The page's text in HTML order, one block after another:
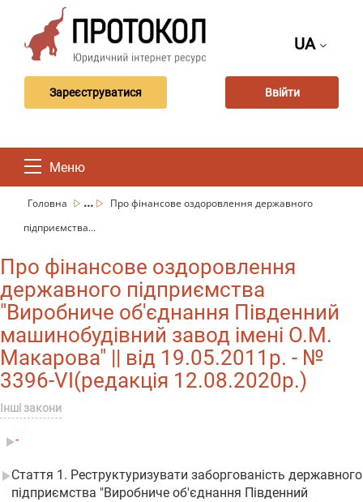
UA
Зареєструватися Ввійти
Меню
Головна ...
Про фінансове оздоровлення державного
підприємства...
Про фінансове оздоровлення
державного підприємства
"Виробниче об'єднання Південний
машинобудівний завод імені О.М.
Макарова" || від 19.05.2011р. - №
3396-VI(редакція 12.08.2020р.)
Інші закони
-
Стаття 1. Реструктуризувати заборгованість державного
підприємства "Виробниче об'єднання Південний